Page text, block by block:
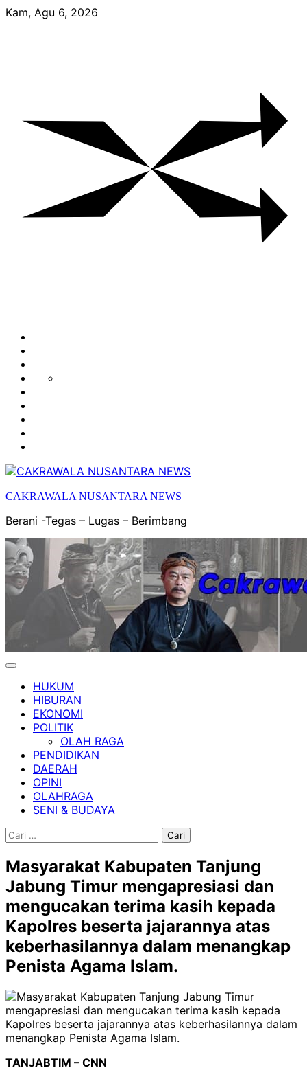
Skip
Kam, Agu 6, 2026
POLITIK
BUDAYA
CAKRAWALA NUSANTARA NEWS
Berani -Tegas – Lugas – Berimbang
HUKUM
HIBURAN
EKONOMI
POLITIK
OLAH RAGA
PENDIDIKAN
DAERAH
OPINI
OLAHRAGA
SENI & BUDAYA
Cari
Masyarakat Kabupaten Tanjung
Jabung Timur mengapresiasi dan
mengucakan terima kasih kepada
Kapolres beserta jajarannya atas
keberhasilannya dalam menangkap
Penista Agama Islam.
TANJABTIM – CNN